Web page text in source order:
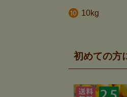
10kg
初めての方